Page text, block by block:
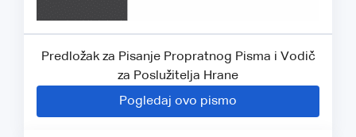
Predložak za Pisanje Propratnog Pisma i Vodič
za Poslužitelja Hrane
Pogledaj ovo pismo